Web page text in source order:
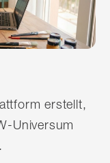
erstellt,
Universum